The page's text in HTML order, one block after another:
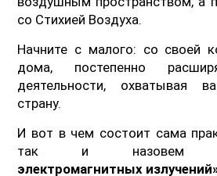
со Стихией Воздуха.
Начните с малого: со своей
дома, постепенно
деятельности, охватывая
страну.
И вот в чем состоит сама
так и
электромагнитных